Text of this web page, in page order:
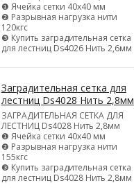
❶ Ячейка сетки 40х40 мм
❷ Разрывная нагрузка нити
120кгс
❸ Купить заградительная сетка
для лестниц Ds4026 Нить 2,6мм
Заградительная сетка для
лестниц Ds4028 Нить 2,8мм
ЗАГРАДИТЕЛЬНАЯ СЕТКА ДЛЯ
ЛЕСТНИЦ Ds4028 Нить 2,8мм
❶ Ячейка сетки 40х40 мм
❷ Разрывная нагрузка нити
155кгс
❸ Купить заградительная сетка
для лестниц Ds4028 Нить 2,8мм